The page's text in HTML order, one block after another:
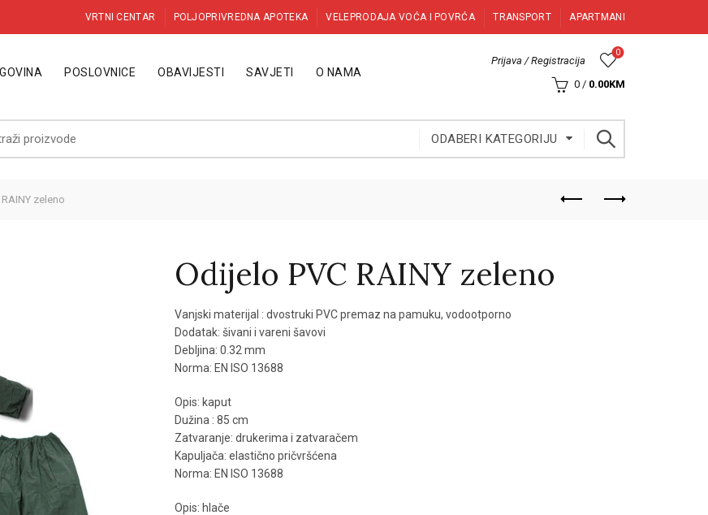
VRTNI CENTAR POLJOPRIVREDNA APOTEKA VELEPRODAJA VOĆA I POVRĆA TRANSPORT APARTMANI
POSLOVNICE OBAVIJESTI SAVJETI O NAMA
Prijava / Registracija
0
0 / 0.00KM
ODABERI KATEGORIJU
zeleno
Odijelo PVC RAINY zeleno
Vanjski materijal : dvostruki PVC premaz na pamuku, vodootporno
Dodatak: šivani i vareni šavovi
Debljina: 0.32 mm
Norma: EN ISO 13688
Opis: kaput
Dužina : 85 cm
Zatvaranje: drukerima i zatvaračem
Kapuljača: elastično pričvršćena
Norma: EN ISO 13688
Opis: hlače